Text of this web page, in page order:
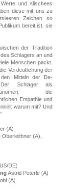
und Klischees
diese mit uns zu
Zeichen so
bereit ist, sie
der Tradition
Schlagers an und
Menschen packt.
Verdeutlichung der
Mitteln der De-
Der Schlager als
die
Empathie und
warum mit? Und
(A)
(A),
DE)
Astrid Peterle (A)
(A)